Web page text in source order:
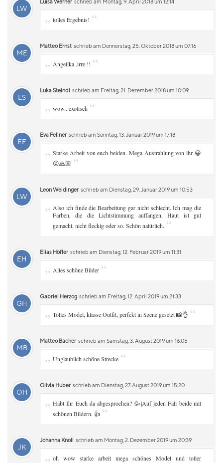
LW
„ tolles Ergebnis! “
ME
Matteo Ernst schrieb am Donnerstag, 25. Oktober 2018 um 07:16
„ Angelika..irre !! “
LS
Luka Steindl schrieb am Freitag, 21. Dezember 2018 um 10:09
„ wow.. exotisch “
EF
Eva Fellner schrieb am Sonntag, 13. Januar 2019 um 17:18
„ Starke Arbeit von euch beiden. Mega Austrahlung von ihr 😀
😮🙏🏼 “
LW
Leon Weidinger schrieb am Dienstag, 29. Januar 2019 um 10:53
„ Also ich finde die Bearbeitung gar nicht schlecht. Ich mag die
Farben, die die Lichtstimmung auffangen, Haut ist gut
gemacht, nicht fleckig oder so. Schön natürlich. “
EH
Elias Höfler schrieb am Dienstag, 12. Februar 2019 um 11:31
„ Alles schöne Bilder “
GH
Gabriel Herzog schrieb am Freitag, 12. April 2019 um 21:33
„ Tolles Model, klasse Outfit, perfekt in Szene gesetzt 📸👌 “
MB
Matteo Bacher schrieb am Samstag, 3. August 2019 um 16:05
„ Unglaublich schöne Strecke “
OH
Olivia Huber schrieb am Dienstag, 27. August 2019 um 15:20
„ Habt Ihr Euch da abgesprochen? 🥳|Auf jeden Fall beide mit
schönen Bildern. 👍 “
JK
Johanna Knoll schrieb am Montag, 2. Dezember 2019 um 20:39
„ oh wow starke arbeit mega schönes Model und toller